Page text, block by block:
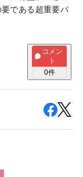
である超重要パ
コメン
ト
0件